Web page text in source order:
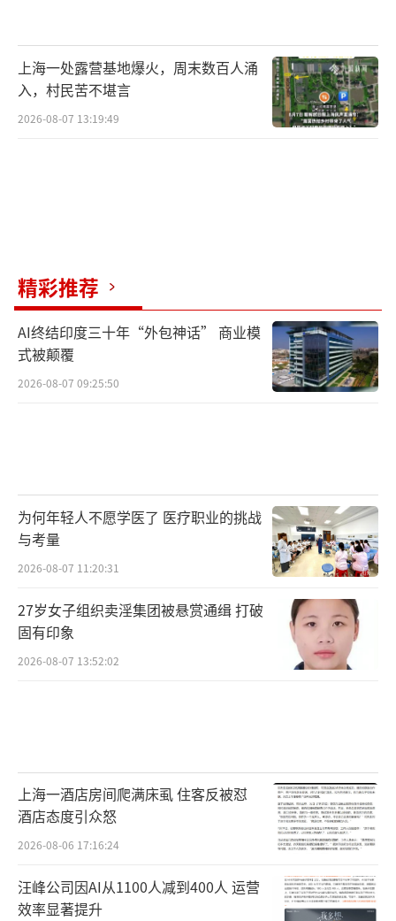
上海一处露营基地爆火，周末数百人涌
入，村民苦不堪言
2026-08-07 13:19:49
精彩推荐
AI终结印度三十年“外包神话” 商业模
式被颠覆
2026-08-07 09:25:50
为何年轻人不愿学医了 医疗职业的挑战
与考量
2026-08-07 11:20:31
27岁女子组织卖淫集团被悬赏通缉 打破
固有印象
2026-08-07 13:52:02
上海一酒店房间爬满床虱 住客反被怼
酒店态度引众怒
2026-08-06 17:16:24
汪峰公司因AI从1100人减到400人 运营
效率显著提升